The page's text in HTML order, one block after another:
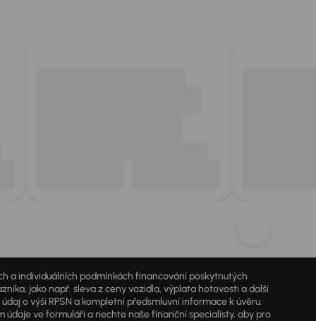
a individuálních podmínkách financování poskytnutých
jako např. sleva z ceny vozidla, výplata hotovosti a další
o výši RPSN a kompletní předsmluvní informace k úvěru.
údaje ve formuláři a nechte naše finanční specialisty, aby pro